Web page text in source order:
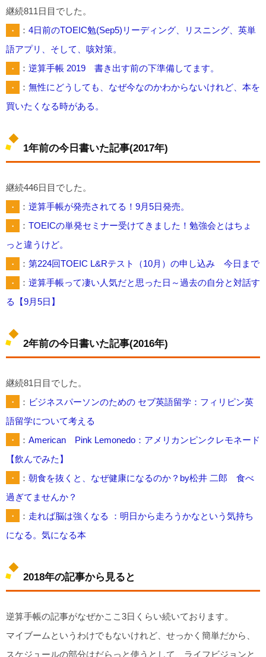
継続811日目でした。
・
： 4日前のTOEIC勉(Sep5)リーディング、リスニング、英単
語アプリ、そして、咳対策。
・
： 逆算手帳 2019 書き出す前の下準備してます。
・
： 無性にどうしても、なぜ今なのかわからないけれど、本を
買いたくなる時がある。
1年前の今日書いた記事(2017年)
継続446日目でした。
・
： 逆算手帳が発売されてる！9月5日発売。
・
： TOEICの単発セミナー受けてきました！勉強会とはちょ
っと違うけど。
・
： 第224回TOEIC L&Rテスト（10月）の申し込み 今日まで
・
： 逆算手帳って凄い人気だと思った日～過去の自分と対話す
る【9月5日】
2年前の今日書いた記事(2016年)
継続81日目でした。
・
： ビジネスパーソンのための セブ英語留学：フィリピン英
語留学について考える
・
： American Pink Lemonedo：アメリカンピンクレモネード
【飲んでみた】
・
： 朝食を抜くと、なぜ健康になるのか？by松井 二郎 食べ
過ぎてませんか？
・
： 走れば脳は強くなる ：明日から走ろうかなという気持ち
になる。気になる本
2018年の記事から見ると
逆算手帳の記事がなぜかここ3日くらい続いております。
マイブームというわけでもないけれど、せっかく簡単だから、
スケジュールの部分はだらっと使うとして、ライフビジョンと